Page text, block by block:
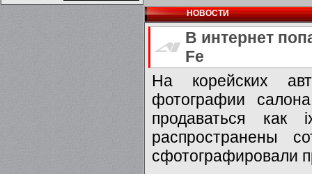
НОВОСТИ
В интернет
Fe
На корейских
фотографии
продаваться
распространены
сфотографировали